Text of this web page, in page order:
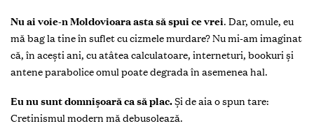
Nu ai voie-n Moldovioara asta să spui ce vrei. Dar, omule, eu
mă bag la tine în suflet cu cizmele murdare? Nu mi-am imaginat
că, în aceşti ani, cu atâtea calculatoare, interneturi, bookuri şi
antene parabolice omul poate degrada în asemenea hal.
Eu nu sunt domnişoară ca să plac.Şi de aia o spun tare:
Cretinismul modern mă debusolează.